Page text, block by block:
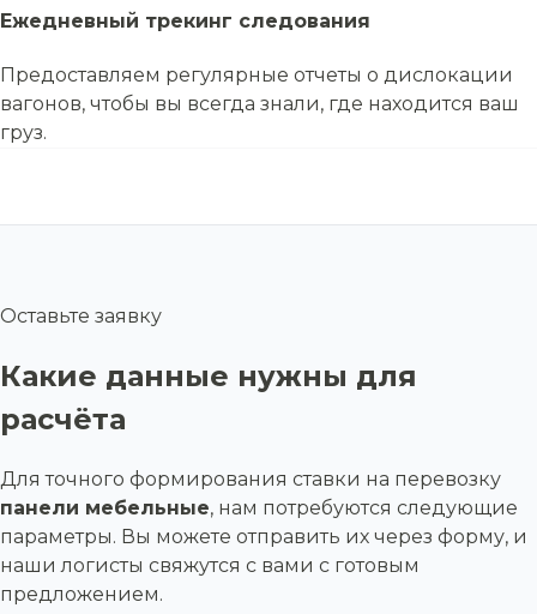
Ежедневный трекинг следования
Предоставляем регулярные отчеты о дислокации
вагонов, чтобы вы всегда знали, где находится ваш
груз.
Оставьте заявку
Какие данные нужны для
расчёта
Для точного формирования ставки на перевозку
панели мебельные, нам потребуются следующие
параметры. Вы можете отправить их через форму, и
наши логисты свяжутся с вами с готовым
предложением.